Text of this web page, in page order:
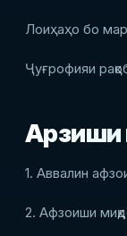
Лоиҳаҳо бо
Ҷуғрофияи
Арзиши
1. Аввалин
2. Афзоиши